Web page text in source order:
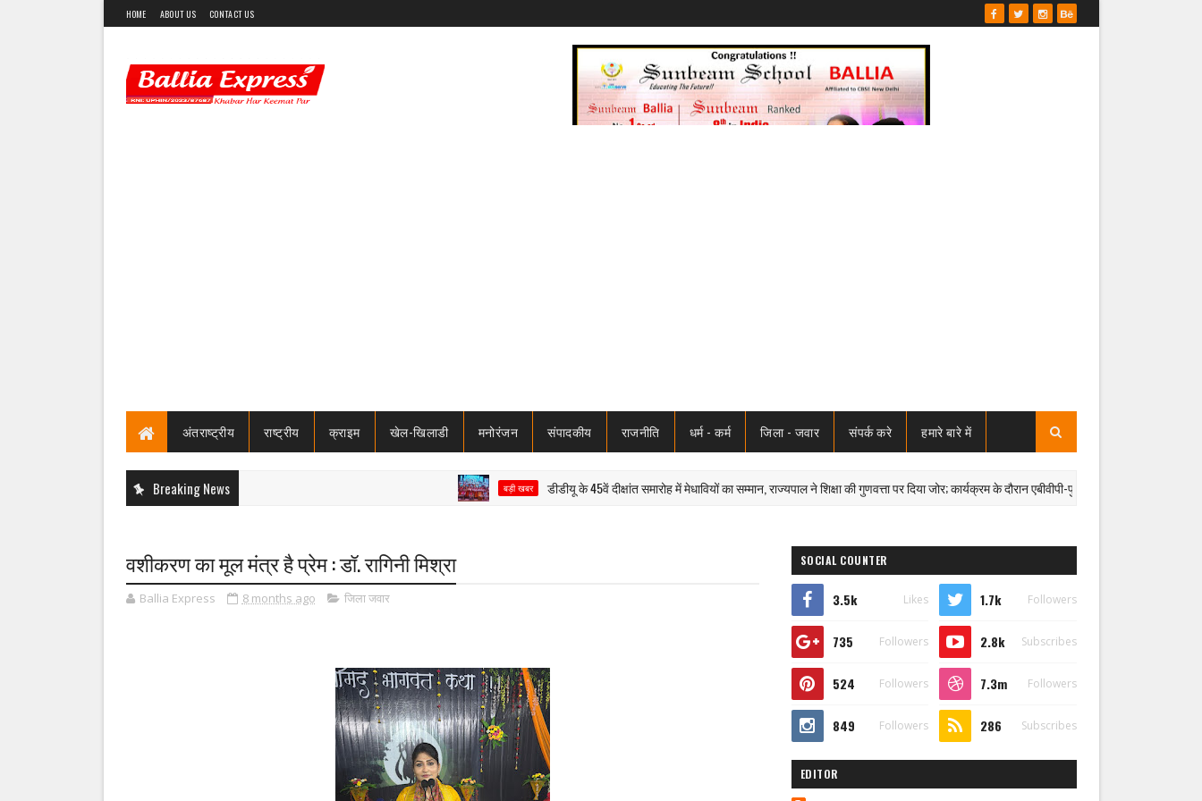
HOME ABOUT US CONTACT US
अंतराष्ट्रीय राष्ट्रीय क्राइम खेल-खिलाडी मनोरंजन संपादकीय राजनीति धर्म - कर्म जिला - जवार संपर्क करे हमारे बारे में
Breaking News बड़ी खबर डीडीयू के 45वें दीक्षांत समारोह में मेधावियों का सम्मान, राज्यपाल ने शिक्षा की गुणवत्ता पर दिया जोर; कार्यक्रम के दौरान एबीवीपी-पुलिस विवाद में कैंट थाना प्रभारी निलंबित
वशीकरण का मूल मंत्र है प्रेम : डॉ. रागिनी मिश्रा
Ballia Express 8 months ago जिला जवार
SOCIAL COUNTER
3.5k Likes 1.7k Followers
735 Followers 2.8k Subscribes
524 Followers 7.3m Followers
849 Followers 286 Subscribes
EDITOR